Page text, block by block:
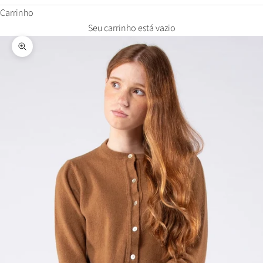
Carrinho
Seu carrinho está vazio
Zoom na imagem